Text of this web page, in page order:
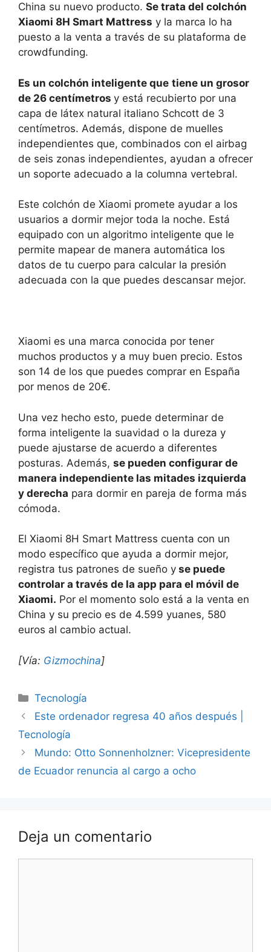
China su nuevo producto. Se trata del colchón
Xiaomi 8H Smart Mattress y la marca lo ha
puesto a la venta a través de su plataforma de
crowdfunding.
Es un colchón inteligente que tiene un grosor
de 26 centímetros y está recubierto por una
capa de látex natural italiano Schcott de 3
centímetros. Además, dispone de muelles
independientes que, combinados con el airbag
de seis zonas independientes, ayudan a ofrecer
un soporte adecuado a la columna vertebral.
Este colchón de Xiaomi promete ayudar a los
usuarios a dormir mejor toda la noche. Está
equipado con un algoritmo inteligente que le
permite mapear de manera automática los
datos de tu cuerpo para calcular la presión
adecuada con la que puedes descansar mejor.
Xiaomi es una marca conocida por tener
muchos productos y a muy buen precio. Estos
son 14 de los que puedes comprar en España
por menos de 20€.
Una vez hecho esto, puede determinar de
forma inteligente la suavidad o la dureza y
puede ajustarse de acuerdo a diferentes
posturas. Además, se pueden configurar de
manera independiente las mitades izquierda
y derecha para dormir en pareja de forma más
cómoda.
El Xiaomi 8H Smart Mattress cuenta con un
modo específico que ayuda a dormir mejor,
registra tus patrones de sueño y se puede
controlar a través de la app para el móvil de
Xiaomi. Por el momento solo está a la venta en
China y su precio es de 4.599 yuanes, 580
euros al cambio actual.
[Vía: Gizmochina]
Categorías
Tecnología
Este ordenador regresa 40 años después |
Tecnología
Mundo: Otto Sonnenholzner: Vicepresidente
de Ecuador renuncia al cargo a ocho
Deja un comentario